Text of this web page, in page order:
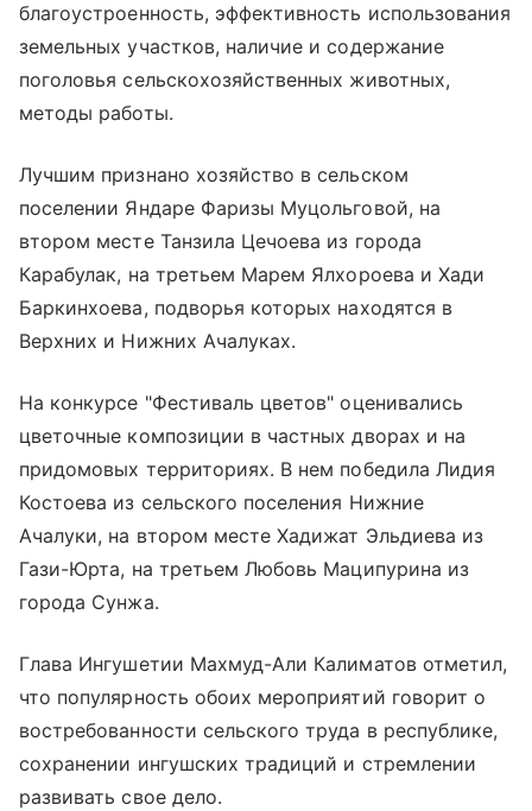
благоустроенность, эффективность использования
земельных участков, наличие и содержание
поголовья сельскохозяйственных животных,
методы работы.
Лучшим признано хозяйство в сельском
поселении Яндаре Фаризы Муцольговой, на
втором месте Танзила Цечоева из города
Карабулак, на третьем Марем Ялхороева и Хади
Баркинхоева, подворья которых находятся в
Верхних и Нижних Ачалуках.
На конкурсе "Фестиваль цветов" оценивались
цветочные композиции в частных дворах и на
придомовых территориях. В нем победила Лидия
Костоева из сельского поселения Нижние
Ачалуки, на втором месте Хадижат Эльдиева из
Гази-Юрта, на третьем Любовь Маципурина из
города Сунжа.
Глава Ингушетии Махмуд-Али Калиматов отметил,
что популярность обоих мероприятий говорит о
востребованности сельского труда в республике,
сохранении ингушских традиций и стремлении
развивать свое дело.